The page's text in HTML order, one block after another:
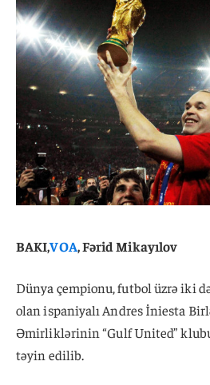
BAKI,VOA, Fərid Mikayılov
Dünya çempionu, futbol üzrə iki
olan ispaniyalı Andres İniesta
Əmirliklərinin “Gulf United”
təyin edilib.